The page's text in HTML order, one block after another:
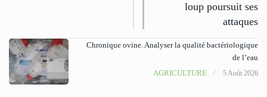
loup poursuit ses
attaques
Chronique ovine. Analyser la qualité bactériologique
de l’eau
AGRICULTURE
5 Août 2026